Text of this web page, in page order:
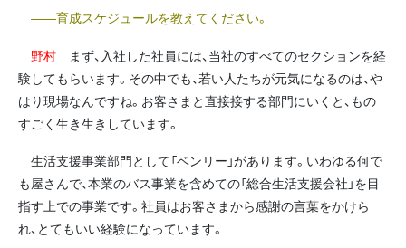
――育成スケジュールを教えてください。
野村 まず、入社した社員には、当社のすべてのセクションを経
験してもらいます。その中でも、若い人たちが元気になるのは、や
はり現場なんですね。お客さまと直接接する部門にいくと、もの
すごく生き生きしています。
生活支援事業部門として「ベンリー」があります。いわゆる何で
も屋さんで、本業のバス事業を含めての「総合生活支援会社」を目
指す上での事業です。社員はお客さまから感謝の言葉をかけら
れ、とてもいい経験になっています。